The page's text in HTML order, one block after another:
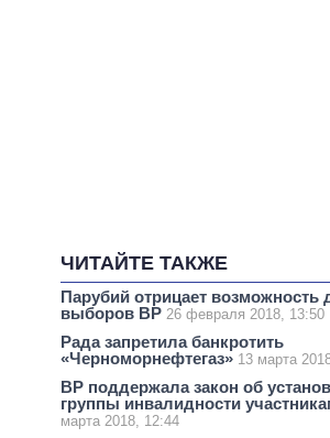
ЧИТАЙТЕ ТАКЖЕ
Парубий отрицает возможность
выборов ВР 26 февраля 2018, 13:50
Рада запретила банкротить
«Черноморнефтегаз» 13 марта
ВР поддержала закон об
группы инвалидности
марта 2018, 12:44